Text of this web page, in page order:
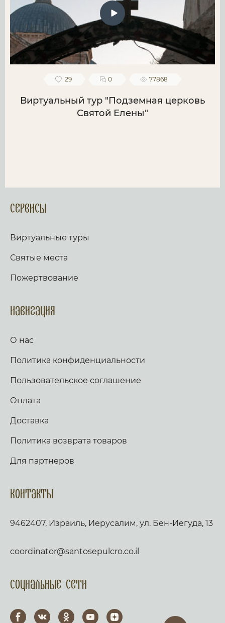
29 0 77868
Виртуальный тур "Подземная церковь
Святой Елены"
Сервисы
Виртуальные туры
Святые места
Пожертвование
Навигация
О нас
Политика конфиденциальности
Пользовательское соглашение
Оплата
Доставка
Политика возврата товаров
Для партнеров
Контакты
9462407, Израиль, Иерусалим, ул. Бен-Иегуда, 13
coordinator@santosepulcro.co.il
Социальные сети